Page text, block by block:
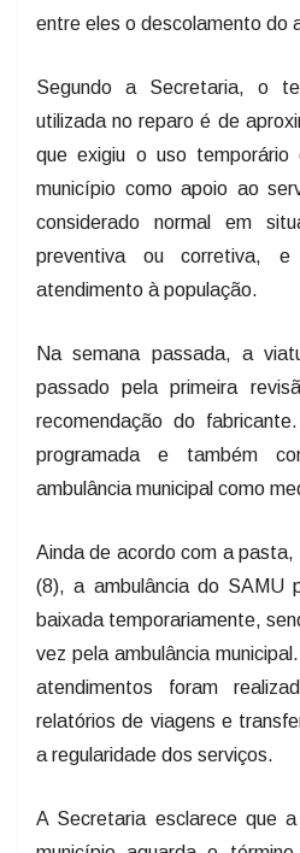
entre eles o descolamento do
Segundo a Secretaria, o
utilizada no reparo é de
que exigiu o uso temporário
município como apoio ao
considerado normal em
preventiva ou corretiva,
atendimento à população.
Na semana passada, a
passado pela primeira
recomendação do
programada e também
ambulância municipal como
Ainda de acordo com a
(8), a ambulância do SAMU
baixada temporariamente,
vez pela ambulância
atendimentos foram
relatórios de viagens e
a regularidade dos serviços.
A Secretaria esclarece que